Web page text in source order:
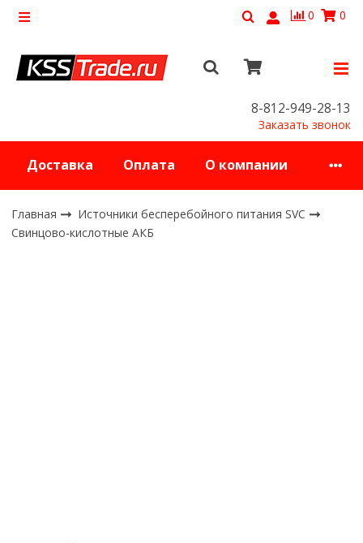
0 0
8-812-949-28-13
Заказать звонок
Доставка Оплата О компании
Главная
Источники бесперебойного питания SVC
Свинцово-кислотные АКБ